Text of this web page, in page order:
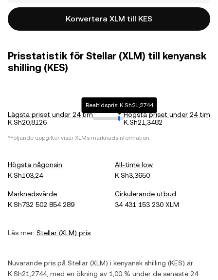
Konvertera XLM till KES
Prisstatistik för Stellar (XLM) till kenyansk
shilling (KES)
Lägsta priset under 24 tim
K.Sh20,8126
Realtidspris: K.Sh21,2744
Högsta priset under 24 tim
K.Sh21,3482
*Följande uppgifter visar XLMs marknadsinformation.
Högsta någonsin
K.Sh103,24
All-time low
K.Sh3,3650
Marknadsvärde
K.Sh732 502 854 289
Cirkulerande utbud
34 431 153 230 XLM
Läs mer: Stellar (XLM) pris
Nuvarande pris på Stellar (XLM) i kenyansk shilling (KES) är
K.Sh21,2744, med en ökning av 1,00 % under de senaste 24